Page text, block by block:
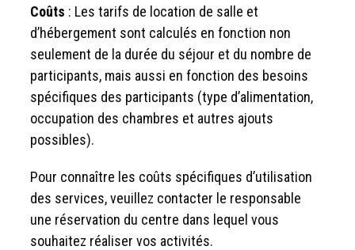
Coûts : Les tarifs de location de salle et
d’hébergement sont calculés en fonction non
seulement de la durée du séjour et du nombre de
participants, mais aussi en fonction des besoins
spécifiques des participants (type d’alimentation,
occupation des chambres et autres ajouts
possibles).
Pour connaître les coûts spécifiques d’utilisation
des services, veuillez contacter le responsable
une réservation du centre dans lequel vous
souhaitez réaliser vos activités.